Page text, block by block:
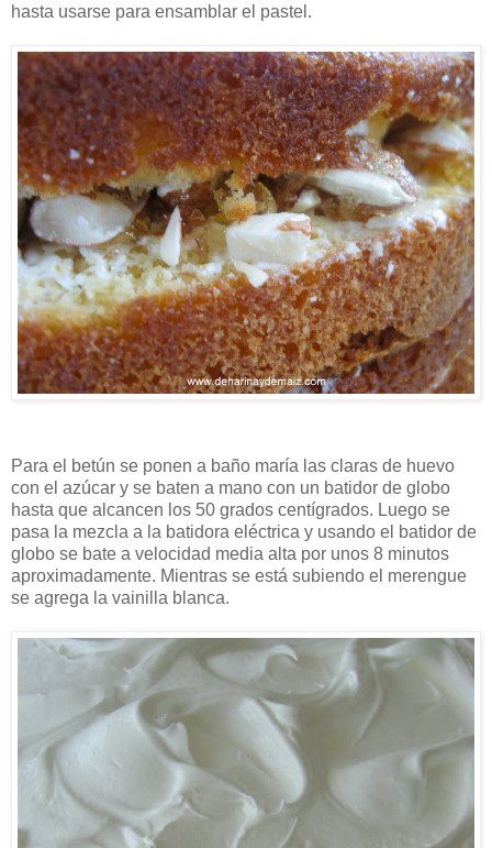
hasta usarse para ensamblar el pastel.
Para el betún se ponen a baño maría las claras de huevo
con el azúcar y se baten a mano con un batidor de globo
hasta que alcancen los 50 grados centígrados. Luego se
pasa la mezcla a la batidora eléctrica y usando el batidor de
globo se bate a velocidad media alta por unos 8 minutos
aproximadamente. Mientras se está subiendo el merengue
se agrega la vainilla blanca.